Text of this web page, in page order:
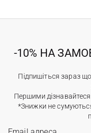
-10% НА
Підпишіться зараз
Першими
*Знижки не